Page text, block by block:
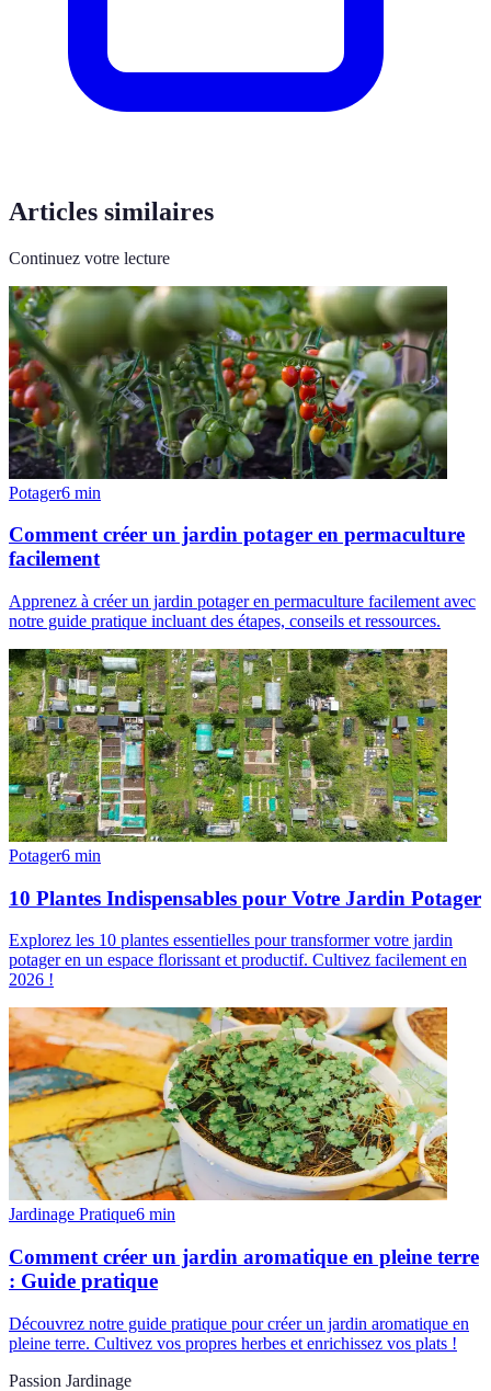
Articles similaires
Continuez votre lecture
Potager6 min
Comment créer un jardin potager en permaculture
facilement
Apprenez à créer un jardin potager en permaculture facilement avec
notre guide pratique incluant des étapes, conseils et ressources.
Potager6 min
10 Plantes Indispensables pour Votre Jardin Potager
Explorez les 10 plantes essentielles pour transformer votre jardin
potager en un espace florissant et productif. Cultivez facilement en
2026 !
Jardinage Pratique6 min
Comment créer un jardin aromatique en pleine terre
: Guide pratique
Découvrez notre guide pratique pour créer un jardin aromatique en
pleine terre. Cultivez vos propres herbes et enrichissez vos plats !
Passion Jardinage